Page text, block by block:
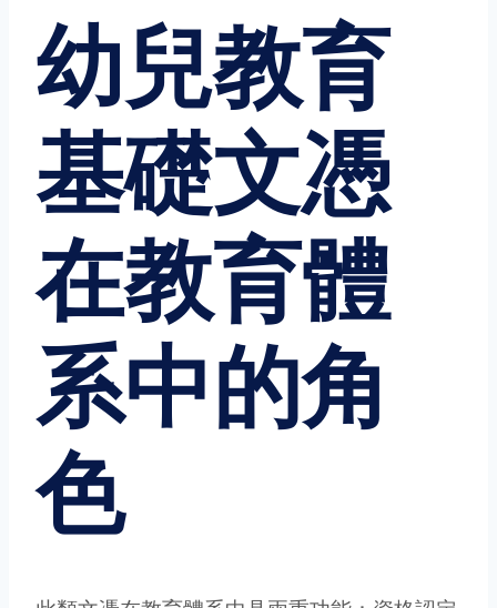
幼兒教育
基礎文憑
在教育體
系中的角
色